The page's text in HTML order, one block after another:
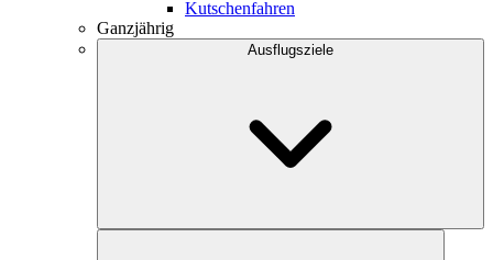
Kutschenfahren
Ganzjährig
Ausflugsziele